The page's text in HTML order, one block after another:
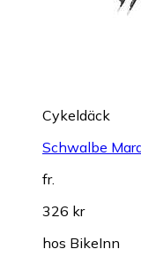
Cykeldäck
Schwalbe
fr.
326 kr
hos BikeInn